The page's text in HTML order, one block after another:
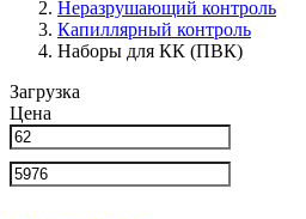
Неразрушающий контроль
Капиллярный контроль
Наборы для КК (ПВК)
Загрузка
Цена